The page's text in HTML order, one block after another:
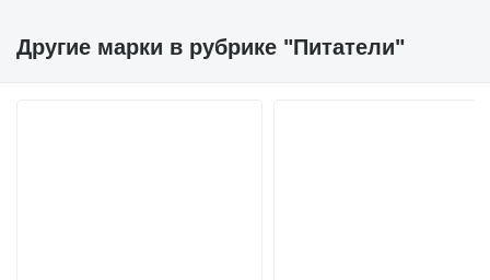
Другие марки в рубрике "Питатели"